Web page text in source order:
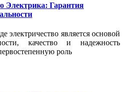
Электрика: Гарантия
электричество является основой
качество и надежность
роль